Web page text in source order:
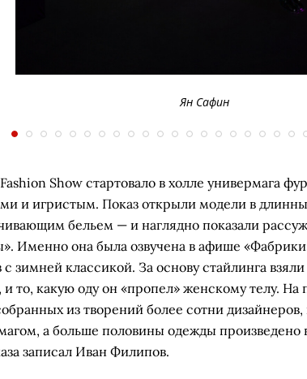
Ян Сафин
Show стартовало в холле универмага
и игристым. Показ открыли модели в
бельем — и наглядно показали
Именно она была озвучена в афише
с зимней классикой. За основу стайлинга
и то, какую оду он «пропел» женскому телу. На
из творений более сотни
а больше половины одежды произведено
записал Иван Филипов.